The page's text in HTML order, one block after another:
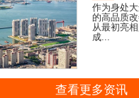
作为身处
的高品质
从最初亮
成...
查看更多资讯